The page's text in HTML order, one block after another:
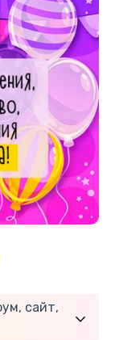
сайт,